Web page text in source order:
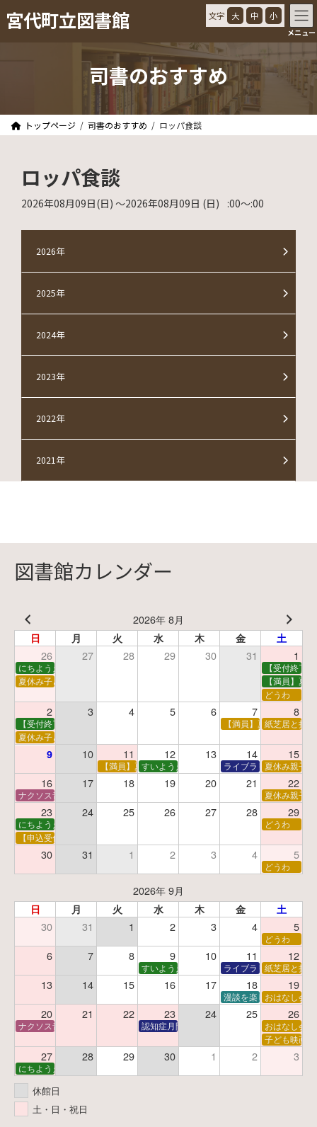
ン
プ
ビ
動
宮代町立図書館 文字 大 中 小
メニュー
司書のおすすめ
トップページ 司書のおすすめ ロッパ食談
ロッパ食談
2026年08月09日(日) 〜2026年08月09日 (日) :00〜:00
2026年
2025年
2024年
2023年
2022年
2021年
図書館カレンダー
2026年 8月
日 月 火 水 木 金 土
26 27 28 29 30 31 1
にちようえほん
【受付終了
夏休み子ども映画会
【満員】夏
どうわ
2 3 4 5 6 7 8
【受付終了】親子で挑戦！調べ学習ワークショップ 【満員】夏休み科学あ
紙芝居と折
夏休み子ども平和映画会
9 10 11 12 13 14 15
【満員】夏休みおはなし工作会
すいようえほん ライブラリーシアター
夏休み親子
16 17 18 19 20 21 22
ナクソス音楽会 第5回 NHK交響楽団創立100年 夏休み親子
23 24 25 26 27 28 29
にちようえほん
どうわ
【申込受付中】ゆうべのこわ～いおはなし会
30 31 1 2 3 4 5
どうわ
2026年 9月
日 月 火 水 木 金 土
30 31 1 2 3 4 5
どうわ
6 7 8 9 10 11 12
すいようえほん ライブラリーシアター
紙芝居と折
13 14 15 16 17 18 19
漫談を楽しむ会 ～漫談
おはなし会
20 21 22 23 24 25 26
ナクソス音楽会 第6回 宇宙を感じるクラシック認知症月間 特別映画会「調査屋マオさんの恋
おはなし会
子ども映画会
27 28 29 30 1 2 3
にちようえほん
休館日
土・日・祝日